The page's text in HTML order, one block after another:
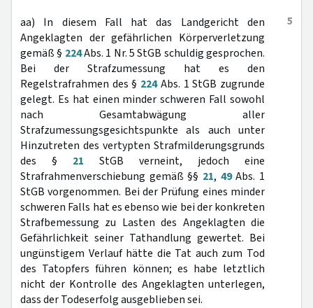
5
aa) In diesem Fall hat das Landgericht den
Angeklagten der gefährlichen Körperverletzung
gemäß § 224Abs. 1 Nr. 5 StGB schuldig gesprochen.
Bei der Strafzumessung hat es den
Regelstrafrahmen des § 224Abs. 1 StGB zugrunde
gelegt. Es hat einen minder schweren Fall sowohl
nach Gesamtabwägung aller
Strafzumessungsgesichtspunkte als auch unter
Hinzutreten des vertypten Strafmilderungsgrunds
des § 21 StGB verneint, jedoch eine
Strafrahmenverschiebung gemäß §§ 21, 49Abs. 1
StGB vorgenommen. Bei der Prüfung eines minder
schweren Falls hat es ebenso wie bei der konkreten
Strafbemessung zu Lasten des Angeklagten die
Gefährlichkeit seiner Tathandlung gewertet. Bei
ungünstigem Verlauf hätte die Tat auch zum Tod
des Tatopfers führen können; es habe letztlich
nicht der Kontrolle des Angeklagten unterlegen,
dass der Todeserfolg ausgeblieben sei.